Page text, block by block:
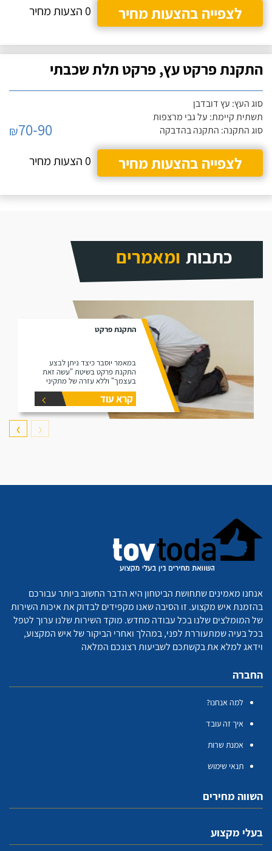
לצפייה בהצעות מחיר
0 הצעות מחיר
התקנת פרקט עץ, פרקט תלת שכבתי
סוג העץ: עץ דובדבן
תשתית קיימת: על גבי מרצפות
סוג התקנה: התקנה בהדבקה
₪70-90
לצפייה בהצעות מחיר
0 הצעות מחיר
כתבות ומאמרים
התקנת פרקט
במאמר יוסבר כיצד ניתן לבצע
התקנת פרקט בשיטת "עשה זאת
בעצמך" וללא עזרה של מתקיני
פרקטים.
קרא עוד
❮
❯
אנחנו מאמינים שתחושת הביטחון היא הדבר החשוב ביותר עבורכם
בהזמנת איש מקצוע. זו הסיבה שאנו מקפידים לבדוק את איכות השירות
של המומלצים שלנו בכל עבודה מחדש. מוקד השירות שלנו ערוך לטפל
בכל בעיה שמתעוררת לפני, במהלך ואחרי הביקור של איש המקצוע,
וידאג למלא את בקשתכם לשביעות רצונכם המלאה
החברה
למה אנחנו?
איך זה עובד
אמנת שרות
תנאי שימוש
השווה מחירים
בעלי מקצוע